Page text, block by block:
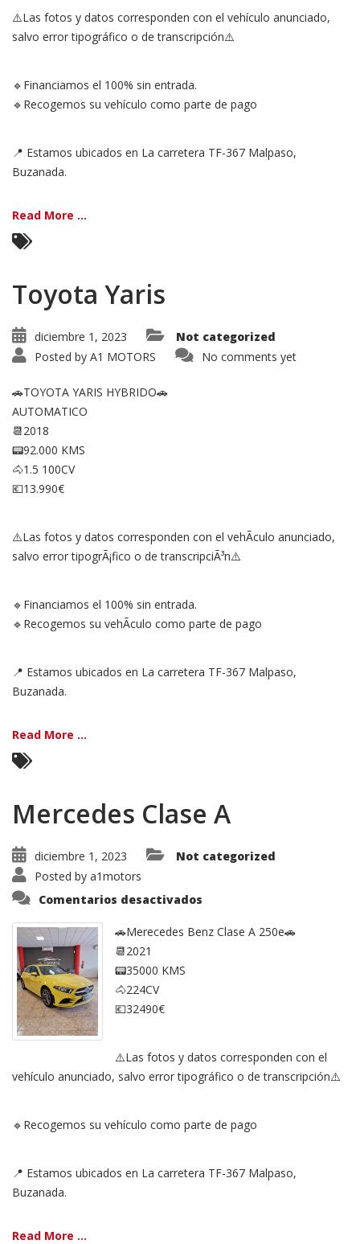
⚠️Las fotos y datos corresponden con el vehículo anunciado,
salvo error tipográfico o de transcripción⚠️
🔹Financiamos el 100% sin entrada.
🔹Recogemos su vehículo como parte de pago
📍 Estamos ubicados en La carretera TF-367 Malpaso,
Buzanada.
Read More ...
Toyota Yaris
diciembre 1, 2023
Not categorized
Posted by A1 MOTORS No comments yet
🚗TOYOTA YARIS HYBRIDO🚗
AUTOMATICO
📆2018
📟92.000 KMS
🐴1.5 100CV
💶13.990€
⚠️Las fotos y datos corresponden con el vehÃ­culo anunciado,
salvo error tipogrÃ¡fico o de transcripciÃ³n⚠️
🔹Financiamos el 100% sin entrada.
🔹Recogemos su vehÃ­culo como parte de pago
📍 Estamos ubicados en La carretera TF-367 Malpaso,
Buzanada.
Read More ...
Mercedes Clase A
diciembre 1, 2023
Not categorized
Posted by a1motors
Comentarios desactivados
A
🚗Merecedes Benz Clase A 250e🚗
📆2021
📟35000 KMS
🐴224CV
💶32490€
⚠️Las fotos y datos corresponden con el
vehículo anunciado, salvo error tipográfico o de transcripción⚠️
🔹Recogemos su vehículo como parte de pago
📍 Estamos ubicados en La carretera TF-367 Malpaso,
Buzanada.
Read More ...